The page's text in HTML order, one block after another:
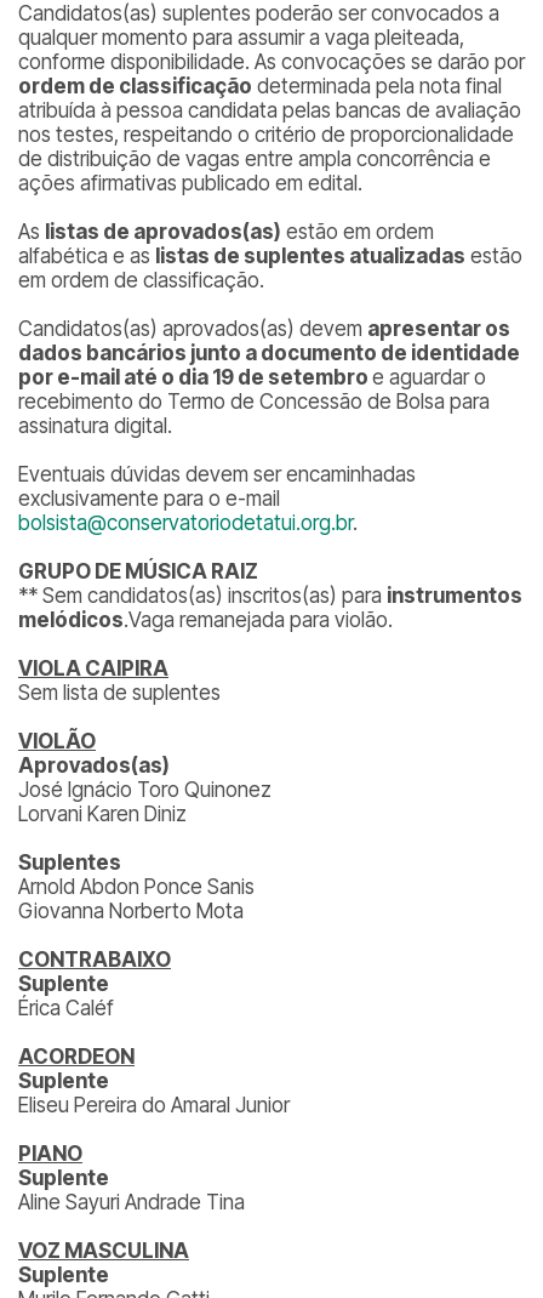
Candidatos(as) suplentes poderão ser convocados a
qualquer momento para assumir a vaga pleiteada,
conforme disponibilidade. As convocações se darão por
ordem de classificação determinada pela nota final
atribuída à pessoa candidata pelas bancas de avaliação
nos testes, respeitando o critério de proporcionalidade
de distribuição de vagas entre ampla concorrência e
ações afirmativas publicado em edital.
As listas de aprovados(as) estão em ordem
alfabética e as listas de suplentes atualizadas estão
em ordem de classificação.
Candidatos(as) aprovados(as) devem apresentar os
dados bancários junto a documento de identidade
por e-mail até o dia 19 de setembro e aguardar o
recebimento do Termo de Concessão de Bolsa para
assinatura digital.
Eventuais dúvidas devem ser encaminhadas
exclusivamente para o e-mail
bolsista@conservatoriodetatui.org.br.
GRUPO DE MÚSICA RAIZ
** Sem candidatos(as) inscritos(as) para instrumentos
melódicos.Vaga remanejada para violão.
VIOLA CAIPIRA
Sem lista de suplentes
VIOLÃO
Aprovados(as)
José Ignácio Toro Quinonez
Lorvani Karen Diniz
Suplentes
Arnold Abdon Ponce Sanis
Giovanna Norberto Mota
CONTRABAIXO
Suplente
Érica Caléf
ACORDEON
Suplente
Eliseu Pereira do Amaral Junior
PIANO
Suplente
Aline Sayuri Andrade Tina
VOZ MASCULINA
Suplente